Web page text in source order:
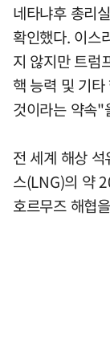
네타냐후 총리
확인했다. 이스
지 않지만 트럼
핵 능력 및 기
것이라는 약속"
전 세계 해상
스(LNG)의 약
호르무즈 해협